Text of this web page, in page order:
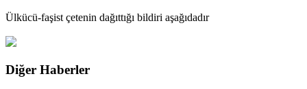
Ülkücü-faşist çetenin dağıttığı bildiri aşağıdadır
Diğer Haberler